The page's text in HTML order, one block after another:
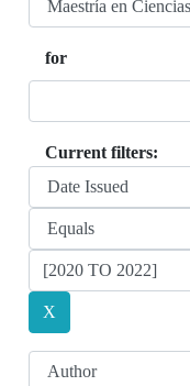
for
Current filters: